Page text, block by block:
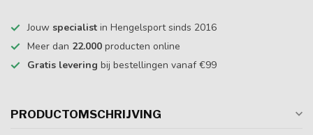
Jouw specialist in Hengelsport sinds 2016
Meer dan 22.000 producten online
Gratis levering bij bestellingen vanaf €99
PRODUCTOMSCHRIJVING